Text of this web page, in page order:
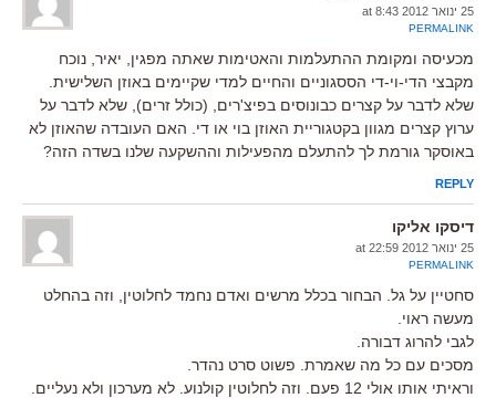
25 ינואר 2012 at 8:43
PERMALINK
מכעיסה ומקומת ההתעלמות והאטימות שאתה מפגין, יאיר, נוכח
מקבצי הדי-וי-די הססגוניים והחיים למדי שקיימים באוזן השלישית.
שלא לדבר על קצרים כבונוסים בפיצ'רים, (כולל זרים), שלא לדבר על
ערוץ קצרים מגוון בקטגוריית האוזן בוי או די. האם העובדה שהאוזן לא
באוסקר גורמת לך להתעלם מהפעילות וההשקעה שלנו בשדה הזה?
REPLY
דיסקו אליקו
25 ינואר 2012 at 22:59
PERMALINK
סחטיין על גל. הבחור בכלל מרשים ואדם נחמד לחלוטין, וזה בהחלט
מעשה ראוי.
לגבי להרוג דבורה.
מסכים עם כל מה שאמרת. פשוט סרט נהדר.
וראיתי אותו אולי 12 פעם. וזה לחלוטין קולנוע. לא מערכון ולא נעליים.